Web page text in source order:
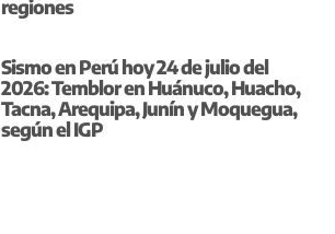
regiones
Sismo en Perú hoy 24 de julio del
2026: Temblor en Huánuco, Huacho,
Tacna, Arequipa, Junín y Moquegua,
según el IGP